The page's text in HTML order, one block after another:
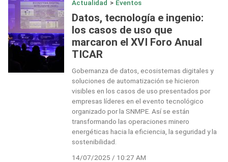
Actualidad > Eventos
Datos, tecnología e ingenio:
los casos de uso que
marcaron el XVI Foro Anual
TICAR
Gobernanza de datos, ecosistemas digitales y
soluciones de automatización se hicieron
visibles en los casos de uso presentados por
empresas líderes en el evento tecnológico
organizado por la SNMPE. Así se están
transformando las operaciones minero
energéticas hacia la eficiencia, la seguridad y la
sostenibilidad.
14/07/2025 / 10:27 AM